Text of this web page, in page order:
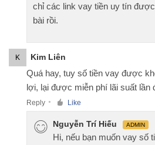
chỉ các link vay tiền uy tín
bài rồi.
K Kim Liên
Quá hay, tuy số tiền vay được
lợi, lại được miễn phí lãi suất lần
Reply ● Like
Nguyễn Trí Hiếu ADMIN
Hi, nếu bạn muốn vay số